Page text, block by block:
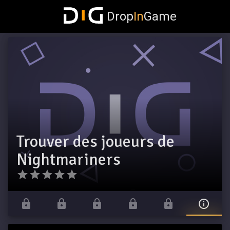
DropInGame
Trouver des joueurs de
Nightmariners